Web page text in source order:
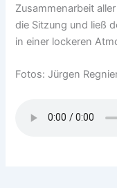
Zusammenarbeit
die Sitzung und ließ
in einer lockeren
Fotos: Jürgen